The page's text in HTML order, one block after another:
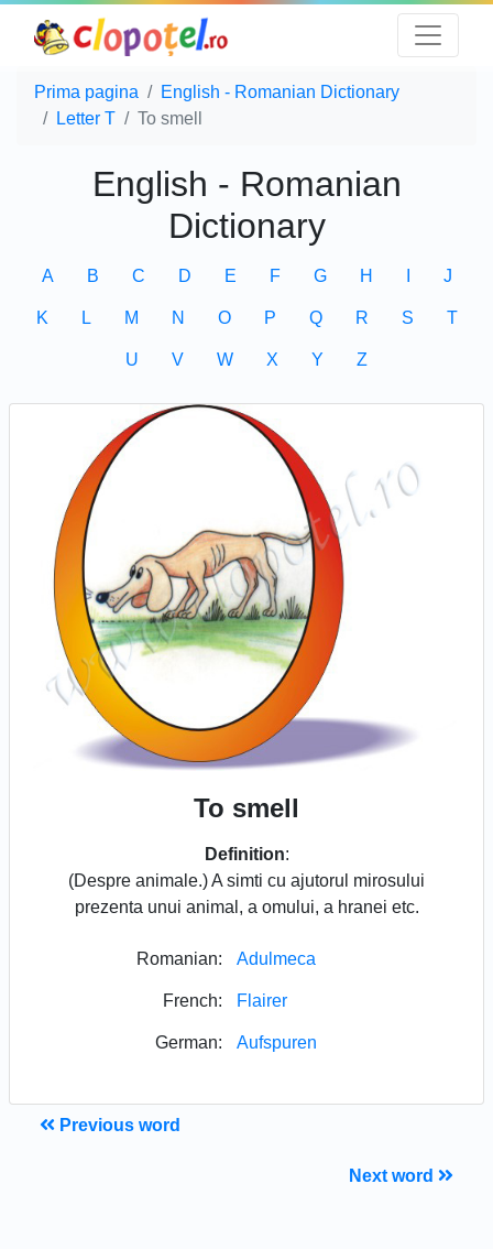
Prima pagina
English - Romanian Dictionary
Letter T
To smell
English - Romanian
Dictionary
A B C D E F G H J
K L M N O P Q R S T
U V W X Y Z
To smell
Definition:
(Despre animale.) A simti cu ajutorul mirosului
prezenta unui animal, a omului, a hranei etc.
Romanian: Adulmeca
French: Flairer
German: Aufspuren
Previous word
Next word